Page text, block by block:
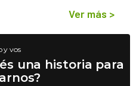
Ver más >
y vos
una historia para